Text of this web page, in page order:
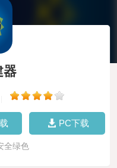
器
PC下载
全绿色